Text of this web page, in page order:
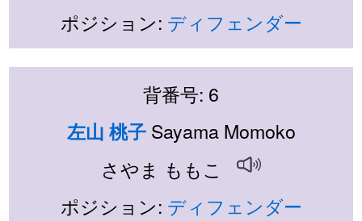
ポジション: ディフェンダー
背番号: 6
左山 桃子Sayama Momoko
さやま ももこ
ポジション: ディフェンダー